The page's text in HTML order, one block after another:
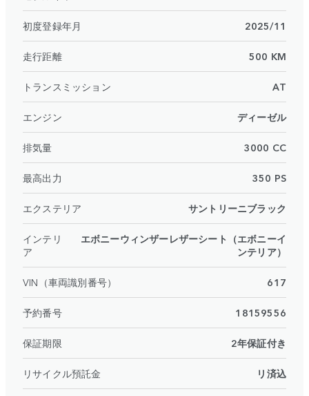
初度登録年月 2025/11
走行距離 500 KM
トランスミッション AT
エンジン ディーゼル
排気量 3000 CC
最高出力 350 PS
エクステリア サントリーニブラック
インテリ
ア
エボニーウィンザーレザーシート（エボニーイ
ンテリア）
VIN（車両識別番号） 617
予約番号 18159556
保証期限 2年保証付き
リサイクル預託金 リ済込